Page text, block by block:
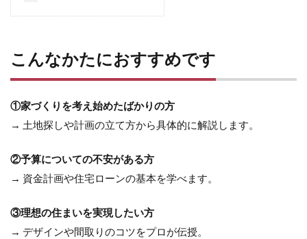
こんなかたにおすすめです
①家づくりを考え始めたばかりの方
→ 土地探しや計画の立て方から具体的に解説します。
②予算についての不安がある方
→ 資金計画や住宅ローンの基本を学べます。
③理想の住まいを実現したい方
→ デザインや間取りのコツをプロが伝授。